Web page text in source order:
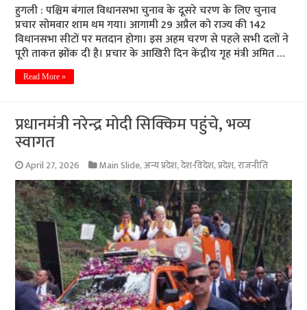
हुगली : पश्चिम बंगाल विधानसभा चुनाव के दूसरे चरण के लिए चुनाव
प्रचार सोमवार शाम थम गया। आगामी 29 अप्रैल को राज्य की 142
विधानसभा सीटों पर मतदान होगा। इस अहम चरण से पहले सभी दलों ने
पूरी ताकत झोंक दी है। प्रचार के आखिरी दिन केंद्रीय गृह मंत्री अमित …
Read More »
प्रधानमंत्री नरेन्द्र मोदी सिक्किम पहुंचे, भव्य
स्वागत
April 27, 2026 Main Slide,अन्य प्रदेश,देश-विदेश,प्रदेश,राजनीति